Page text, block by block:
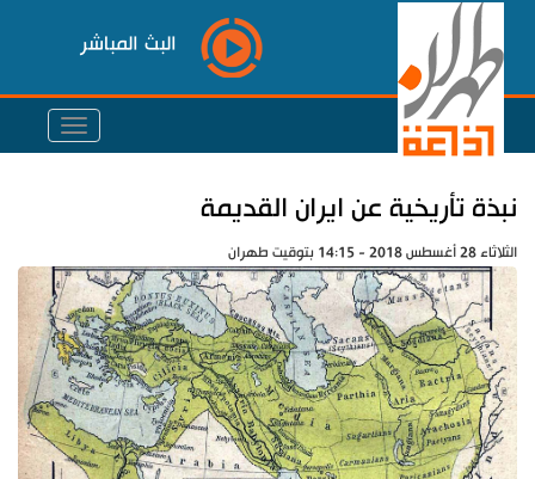
البث المباشر
نبذة تأريخية عن ايران القديمة
الثلاثاء 28 أغسطس 2018 - 14:15 بتوقيت طهران